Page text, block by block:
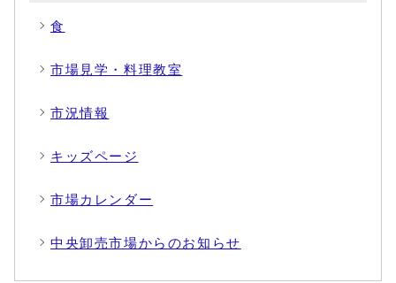
食
市場見学・料理教室
市況情報
キッズページ
市場カレンダー
中央卸売市場からのお知らせ